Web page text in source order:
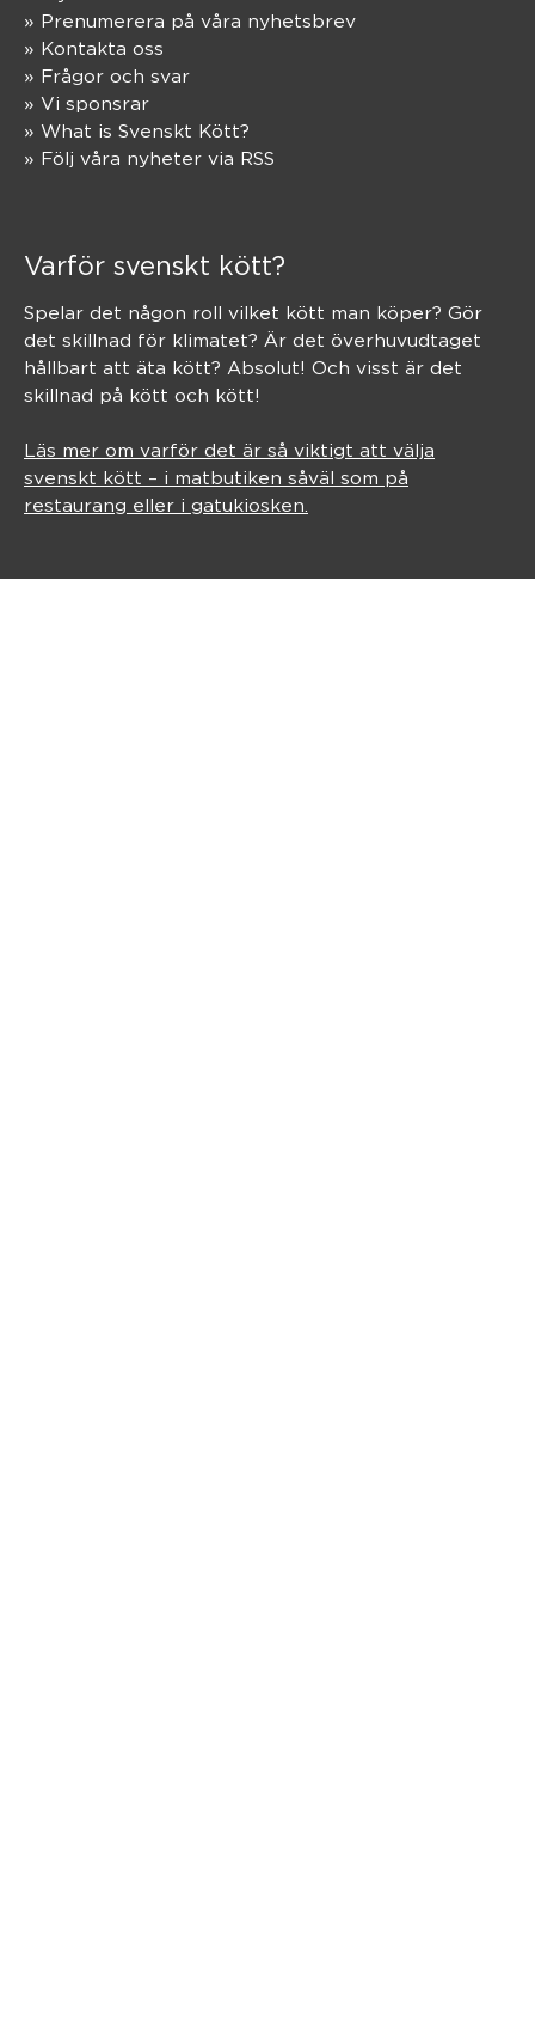
» Prenumerera på våra nyhetsbrev
» Kontakta oss
» Frågor och svar
» Vi sponsrar
» What is Svenskt Kött?
» Följ våra nyheter via RSS
Varför svenskt kött?
Spelar det någon roll vilket kött man köper? Gör
det skillnad för klimatet? Är det överhuvudtaget
hållbart att äta kött? Absolut! Och visst är det
skillnad på kött och kött!
Läs mer om varför det är så viktigt att välja
svenskt kött – i matbutiken såväl som på
restaurang eller i gatukiosken.